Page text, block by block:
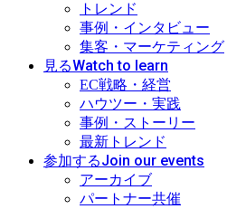
トレンド
事例・インタビュー
集客・マーケティング
見るWatch to learn
EC戦略・経営
ハウツー・実践
事例・ストーリー
最新トレンド
参加するJoin our events
アーカイブ
パートナー共催